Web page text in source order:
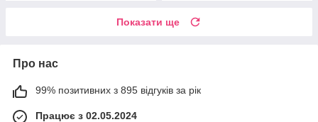
Показати ще
Про нас
99% позитивних з 895 відгуків за рік
Працює з 02.05.2024